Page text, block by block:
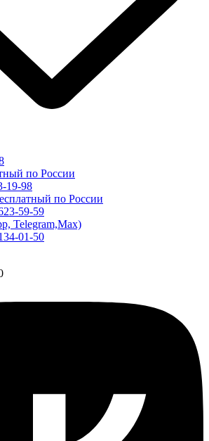
по России
19-98
по России
59-59
Telegram,Max)
01-50